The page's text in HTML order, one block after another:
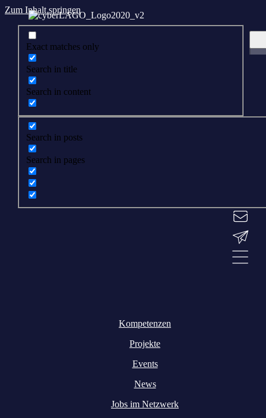
Zum Inhalt springen
Exact matches only
Search in title
Search in content
Search in posts
Search in pages
Kompetenzen
Projekte
Events
News
Jobs im Netzwerk